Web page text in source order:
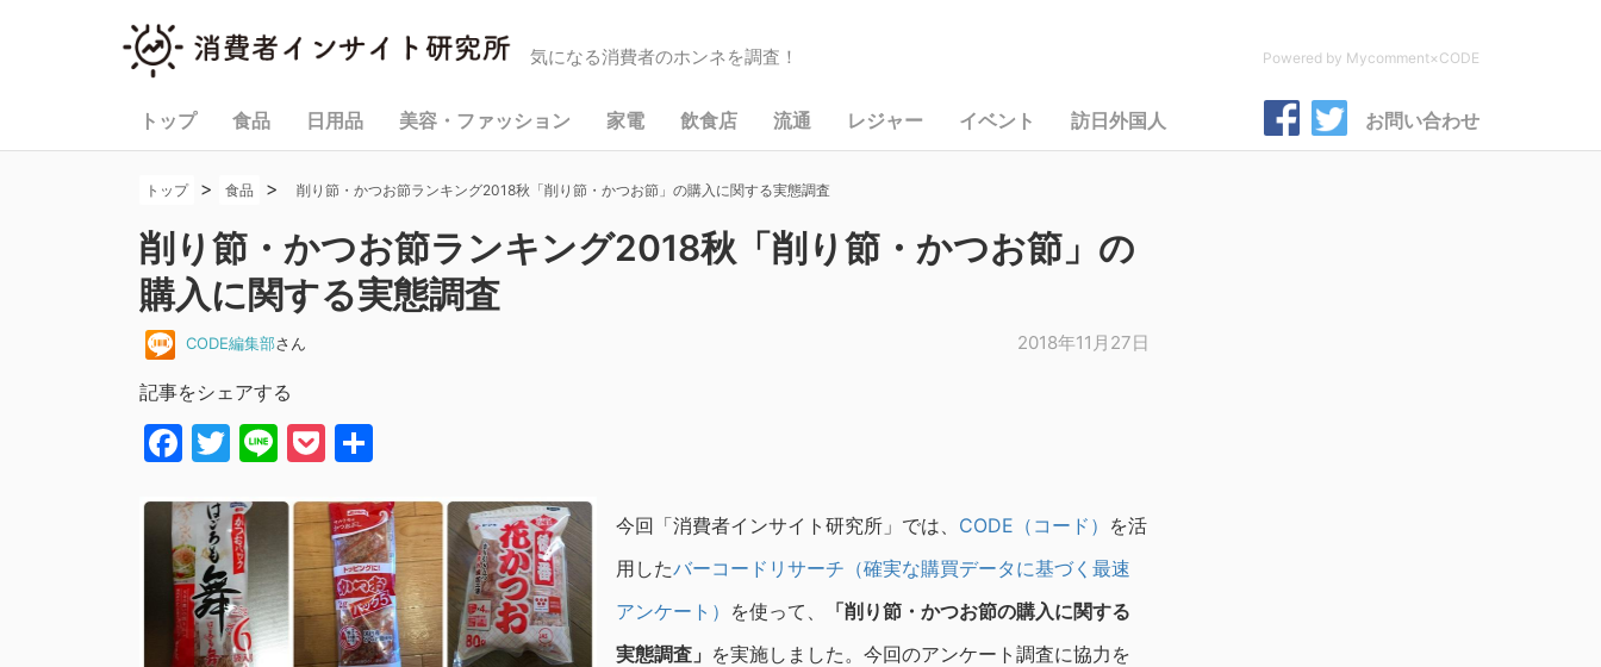
気になる消費者のホンネを調査！ Powered by Mycomment×CODE
トップ 食品 日用品 美容・ファッション 家電 飲食店 流通 レジャー イベント 訪日外国人 お問い合わせ
トップ > 食品 > 削り節・かつお節ランキング2018秋「削り節・かつお節」の購入に関する実態調査
削り節・かつお節ランキング2018秋「削り節・かつお節」の
購入に関する実態調査
CODE編集部さん 2018年11月27日
記事をシェアする
Facebook
Twitter
LinePocket
今回「消費者インサイト研究所」では、 CODE（コード） を活
用したバーコードリサーチ（確実な購買データに基づく最速
アンケート） を使って、
「削り節・かつお節の購入に関する
実態調査」 を実施しました。今回のアンケート調査に協力を